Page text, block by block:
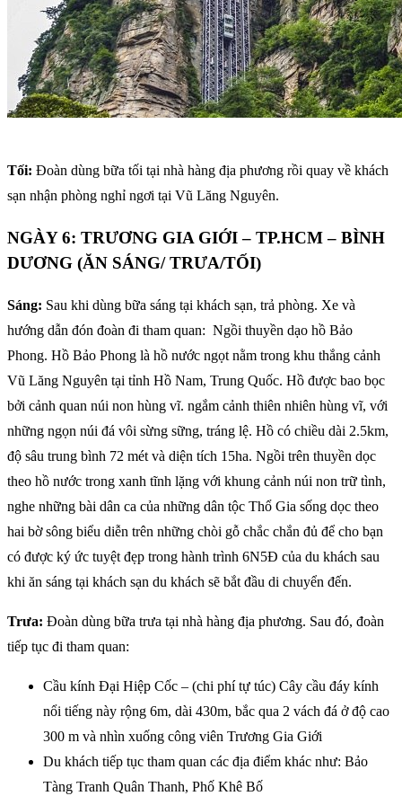
Tối: Đoàn dùng bữa tối tại nhà hàng địa phương rồi quay về khách
sạn nhận phòng nghỉ ngơi tại Vũ Lăng Nguyên.
NGÀY 6: TRƯƠNG GIA GIỚI – TP.HCM – BÌNH
DƯƠNG (ĂN SÁNG/ TRƯA/TỐI)
Sáng: Sau khi dùng bữa sáng tại khách sạn, trả phòng. Xe và
hướng dẫn đón đoàn đi tham quan: Ngồi thuyền dạo hồ Bảo
Phong. Hồ Bảo Phong là hồ nước ngọt nằm trong khu thắng cảnh
Vũ Lăng Nguyên tại tỉnh Hồ Nam, Trung Quốc. Hồ được bao bọc
bởi cảnh quan núi non hùng vĩ. ngắm cảnh thiên nhiên hùng vĩ, với
những ngọn núi đá vôi sừng sững, tráng lệ. Hồ có chiều dài 2.5km,
độ sâu trung bình 72 mét và diện tích 15ha. Ngồi trên thuyền dọc
theo hồ nước trong xanh tĩnh lặng với khung cảnh núi non trữ tình,
nghe những bài dân ca của những dân tộc Thổ Gia sống dọc theo
hai bờ sông biểu diễn trên những chòi gỗ chắc chắn đủ để cho bạn
có được ký ức tuyệt đẹp trong hành trình 6N5Đ của du khách sau
khi ăn sáng tại khách sạn du khách sẽ bắt đầu di chuyển đến.
Trưa: Đoàn dùng bữa trưa tại nhà hàng địa phương. Sau đó, đoàn
tiếp tục đi tham quan:
Cầu kính Đại Hiệp Cốc – (chi phí tự túc) Cây cầu đáy kính
nổi tiếng này rộng 6m, dài 430m, bắc qua 2 vách đá ở độ cao
300 m và nhìn xuống công viên Trương Gia Giới
Du khách tiếp tục tham quan các địa điểm khác như: Bảo
Tàng Tranh Quân Thanh, Phố Khê Bố